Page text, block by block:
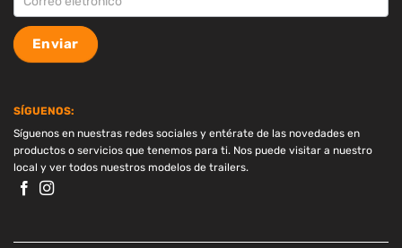
Enviar
SÍGUENOS:
Síguenos en nuestras redes sociales y entérate de las novedades en
productos o servicios que tenemos para ti. Nos puede visitar a nuestro
local y ver todos nuestros modelos de trailers.